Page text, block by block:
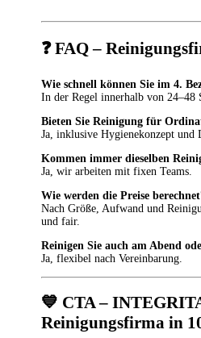
❓FAQ –
Wie schnell können Sie im 4.
In der Regel innerhalb von 24–48
Bieten Sie Reinigung für
Ja, inklusive Hygienekonzept und
Kommen immer dieselben
Ja, wir arbeiten mit fixen Teams.
Wie werden die Preise
Nach Größe, Aufwand und
und fair.
Reinigen Sie auch am Abend
Ja, flexibel nach Vereinbarung.
💙 CTA –
Reinigungsfirma in